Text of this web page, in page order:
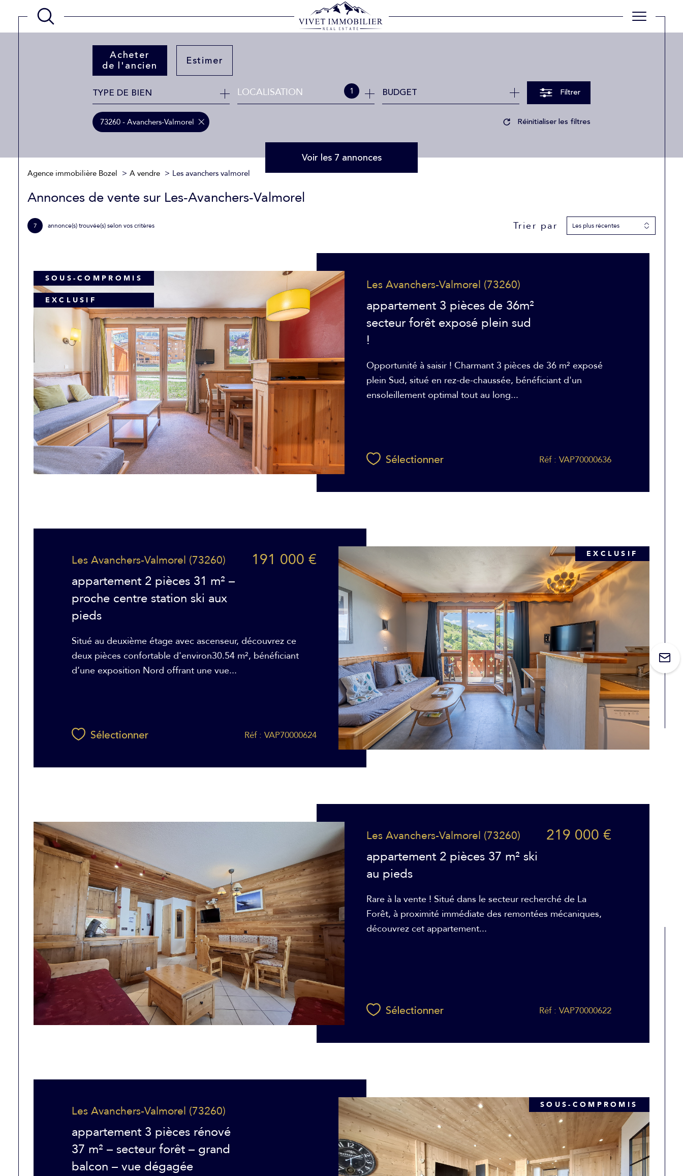
Acheter
de l'ancien
de l'ancien
Estimer
TYPE DE BIEN 1
LOCALISATION BUDGET Filtrer
Voir les 7 annonces
73260 - Avanchers-Valmorel Réinitialiser les filtres
Agence immobilière Bozel A vendre Les avanchers valmorel
Annonces de vente sur Les-Avanchers-Valmorel
7 annonce(s) trouvée(s) selon vos critères Trier par Les plus récentes
Les Avanchers-Valmorel (73260)
appartement 3 pièces de 36m²
secteur forêt exposé plein sud
!
Opportunité à saisir ! Charmant 3 pièces de 36 m² exposé
plein Sud, situé en rez-de-chaussée, bénéficiant d'un
ensoleillement optimal tout au long...
Sélectionner Réf : VAP70000636
SOUS-COMPROMIS
EXCLUSIF
Les Avanchers-Valmorel (73260)
appartement 2 pièces 31 m² –
proche centre station ski aux
pieds
191 000 €
Situé au deuxième étage avec ascenseur, découvrez ce
deux pièces confortable d'environ30.54 m², bénéficiant
d’une exposition Nord offrant une vue...
Sélectionner Réf : VAP70000624
EXCLUSIF
Les Avanchers-Valmorel (73260)
appartement 2 pièces 37 m² ski
au pieds
219 000 €
Rare à la vente ! Situé dans le secteur recherché de La
Forêt, à proximité immédiate des remontées mécaniques,
découvrez cet appartement...
Sélectionner Réf : VAP70000622
Les Avanchers-Valmorel (73260)
appartement 3 pièces rénové
37 m² – secteur forêt – grand
balcon – vue dégagée
SOUS-COMPROMIS